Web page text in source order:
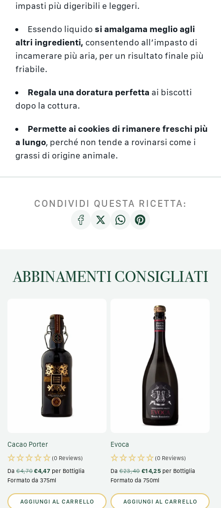
impasti più digeribili e leggeri.
Essendo liquido si amalgama meglio agli
altri ingredienti, consentendo all’impasto di
incamerare più aria, per un risultato finale più
friabile.
Regala una doratura perfetta ai biscotti
dopo la cottura.
Permette ai cookies di rimanere freschi più
a lungo, perché non tende a rovinarsi come i
grassi di origine animale.
CONDIVIDI QUESTA RICETTA:
ABBINAMENTI CONSIGLIATI
Cacao Porter
(0 Reviews)
Da €4,70 €4,47 per Bottiglia
Formato da 375ml
AGGIUNGI AL CARRELLO
Evoca
(0 Reviews)
Da €23,40 €14,25 per Bottiglia
Formato da 750ml
AGGIUNGI AL CARRELLO